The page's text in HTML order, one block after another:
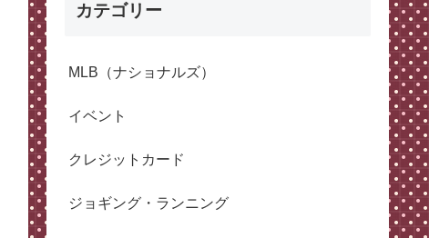
カテゴリー
MLB（ナショナルズ）
イベント
クレジットカード
ジョギング・ランニング